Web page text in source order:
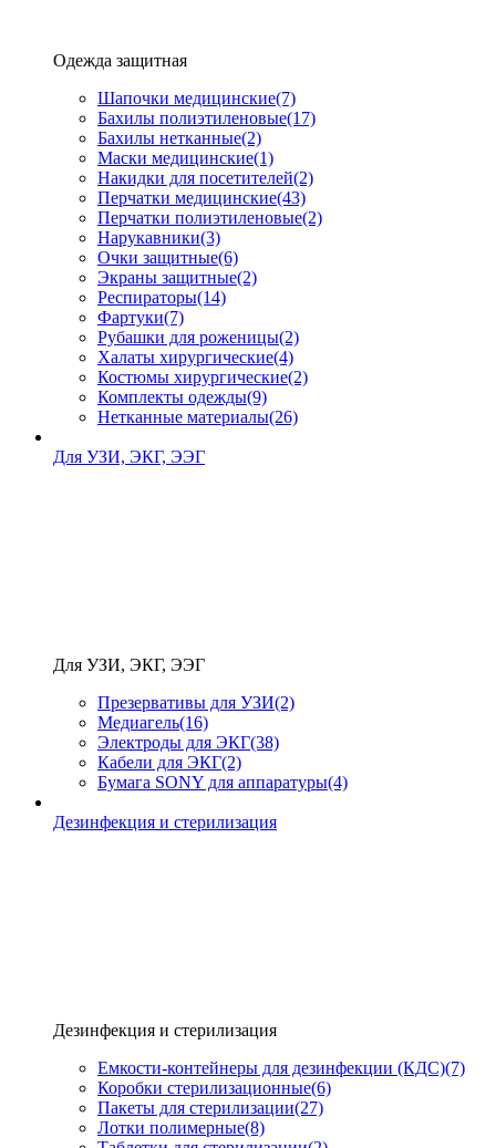
Одежда защитная
Шапочки медицинские(7)
Бахилы полиэтиленовые(17)
Бахилы нетканные(2)
Маски медицинские(1)
Накидки для посетителей(2)
Перчатки медицинские(43)
Перчатки полиэтиленовые(2)
Нарукавники(3)
Очки защитные(6)
Экраны защитные(2)
Рeспираторы(14)
Фартуки(7)
Рубашки для роженицы(2)
Халаты хирургические(4)
Костюмы хирургические(2)
Комплекты одежды(9)
Нетканные материалы(26)
Для УЗИ, ЭКГ, ЭЭГ
Для УЗИ, ЭКГ, ЭЭГ
Презервативы для УЗИ(2)
Медиагель(16)
Электроды для ЭКГ(38)
Кабели для ЭКГ(2)
Бумага SONY для аппаратуры(4)
Дезинфекция и стерилизация
Дезинфекция и стерилизация
Емкости-контейнеры для дезинфекции (КДС)(7)
Коробки стерилизационные(6)
Пакеты для стерилизации(27)
Лотки полимерные(8)